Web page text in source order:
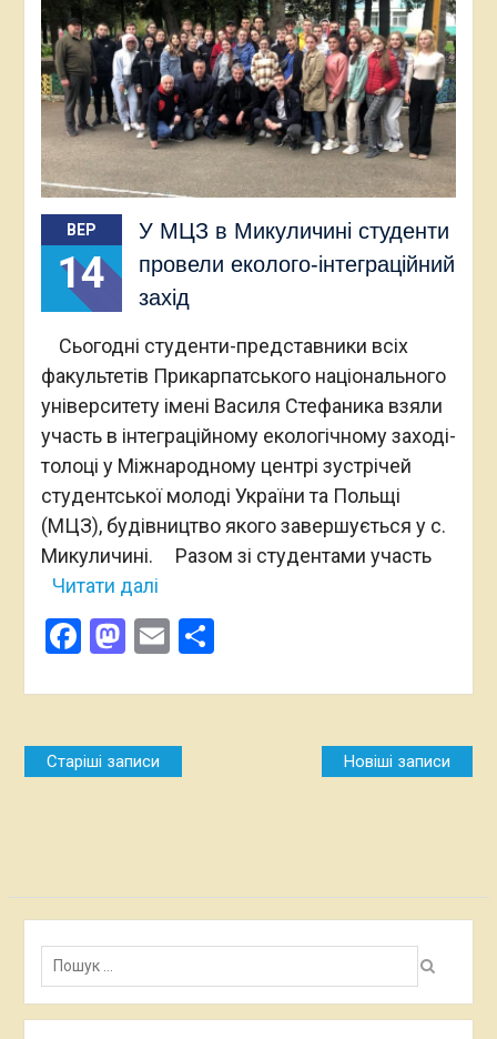
ВЕР
14
У МЦЗ в Микуличині студенти
провели еколого-інтеграційний
захід
Сьогодні студенти-представники всіх
факультетів Прикарпатського національного
університету імені Василя Стефаника взяли
участь в інтеграційному екологічному заході-
толоці у Міжнародному центрі зустрічей
студентської молоді України та Польщі
(МЦЗ), будівництво якого завершується у с.
Микуличині. Разом зі студентами участь
Читати далі
Facebook
Mastodon
EmailПоділитися
Навігація
за
Старіші записи Новіші записи
Пошук: